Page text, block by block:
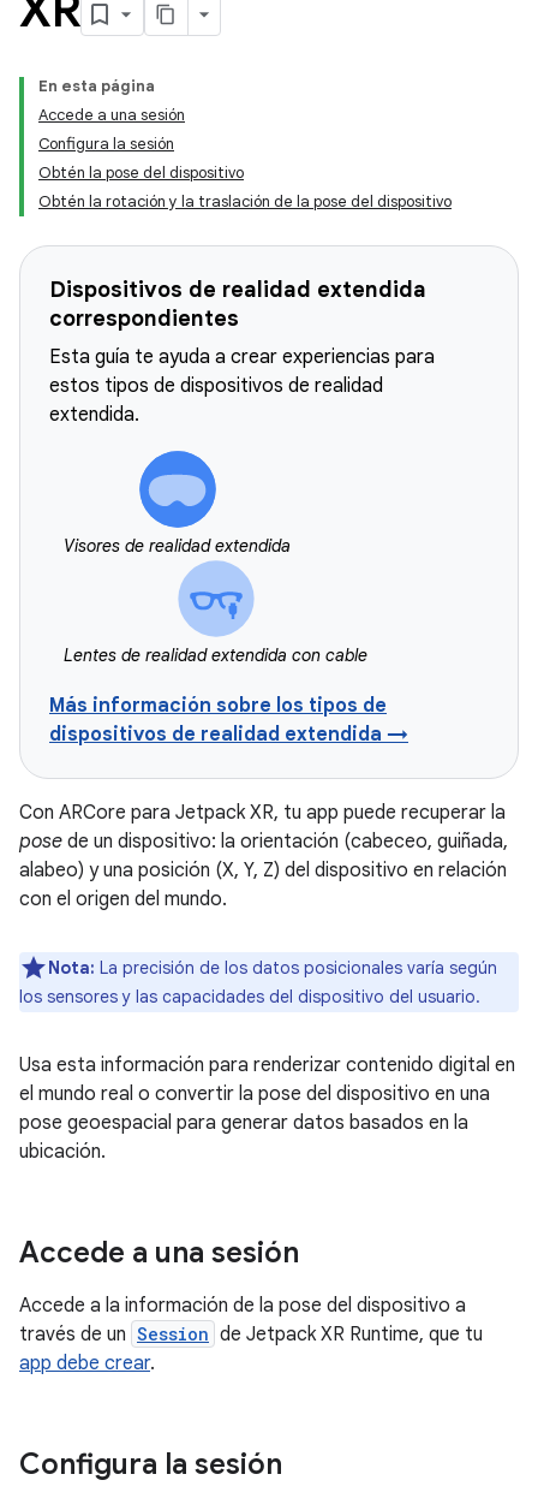
En esta página
Accede a una sesión
Configura la sesión
Obtén la pose del dispositivo
Obtén la rotación y la traslación de la pose del dispositivo
Dispositivos de realidad extendida
correspondientes
Esta guía te ayuda a crear experiencias para
estos tipos de dispositivos de realidad
extendida.
Visores de realidad extendida
Lentes de realidad extendida con cable
Más información sobre los tipos de
dispositivos de realidad extendida →
Con ARCore para Jetpack XR, tu app puede recuperar la
pose de un dispositivo: la orientación (cabeceo, guiñada,
alabeo) y una posición (X, Y, Z) del dispositivo en relación
con el origen del mundo.
Nota: La precisión de los datos posicionales varía según
los sensores y las capacidades del dispositivo del usuario.
Usa esta información para renderizar contenido digital en
el mundo real o convertir la pose del dispositivo en una
pose geoespacial para generar datos basados en la
ubicación.
Accede a una sesión
Accede a la información de la pose del dispositivo a
través de un Session de Jetpack XR Runtime, que tu
app debe crear.
Configura la sesión